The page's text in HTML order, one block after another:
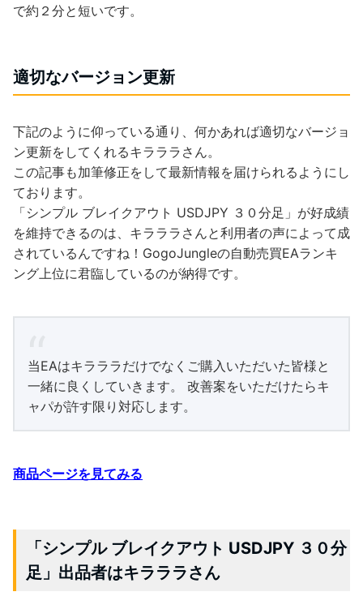
で約２分と短いです。
適切なバージョン更新
下記のように仰っている通り、何かあれば適切なバージョ
ン更新をしてくれるキラララさん。
この記事も加筆修正をして最新情報を届けられるようにし
ております。
「シンプル ブレイクアウト USDJPY ３０分足」が好成績
を維持できるのは、キラララさんと利用者の声によって成
されているんですね！GogoJungleの自動売買EAランキ
ング上位に君臨しているのが納得です。
当EAはキラララだけでなくご購入いただいた皆様と
一緒に良くしていきます。 改善案をいただけたらキ
ャパが許す限り対応します。
商品ページを見てみる
「シンプル ブレイクアウト USDJPY ３０分
足」出品者はキラララさん